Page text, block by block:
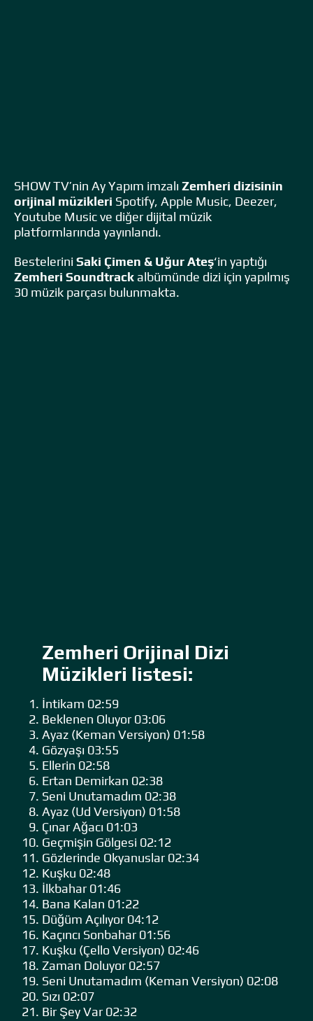
SHOW TV’nin Ay Yapım imzalı Zemheri dizisinin
orijinal müzikleri Spotify, Apple Music, Deezer,
Youtube Music ve diğer dijital müzik
platformlarında yayınlandı.
Bestelerini Saki Çimen & Uğur Ateş‘in yaptığı
Zemheri Soundtrack albümünde dizi için yapılmış
30 müzik parçası bulunmakta.
Zemheri Orijinal Dizi
Müzikleri listesi:
İntikam 02:59
Beklenen Oluyor 03:06
Ayaz (Keman Versiyon) 01:58
Gözyaşı 03:55
Ellerin 02:58
Ertan Demirkan 02:38
Seni Unutamadım 02:38
Ayaz (Ud Versiyon) 01:58
Çınar Ağacı 01:03
Geçmişin Gölgesi 02:12
Gözlerinde Okyanuslar 02:34
Kuşku 02:48
İlkbahar 01:46
Bana Kalan 01:22
Düğüm Açılıyor 04:12
Kaçıncı Sonbahar 01:56
Kuşku (Çello Versiyon) 02:46
Zaman Doluyor 02:57
Seni Unutamadım (Keman Versiyon) 02:08
Sızı 02:07
Bir Şey Var 02:32